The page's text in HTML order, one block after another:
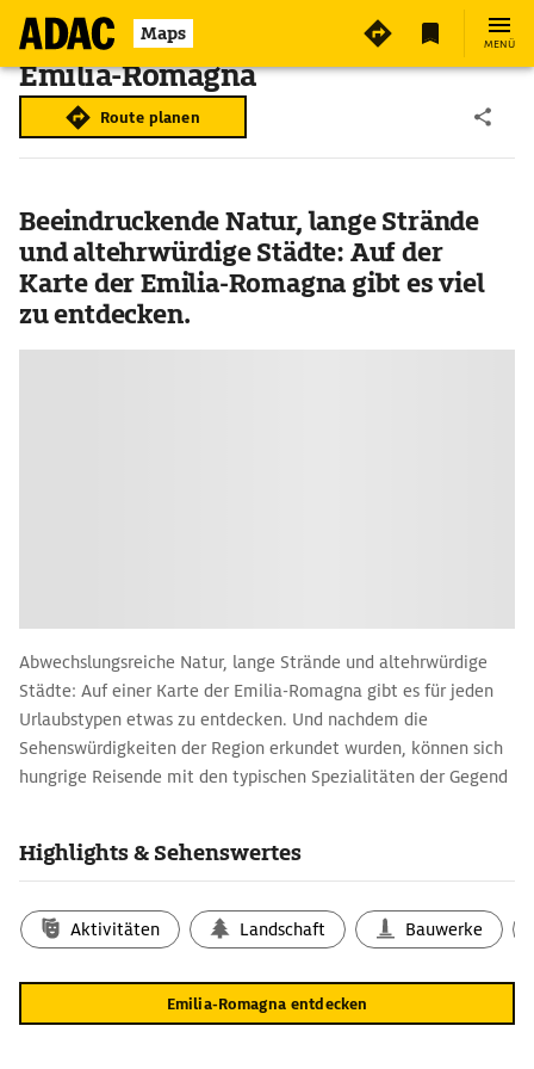
Maps MENÜ
Emilia-Romagna
Route planen
Beeindruckende Natur, lange Strände
und altehrwürdige Städte: Auf der
Karte der Emilia-Romagna gibt es viel
zu entdecken.
Abwechslungsreiche Natur, lange Strände und altehrwürdige
Städte: Auf einer Karte der Emilia-Romagna gibt es für jeden
Urlaubstypen etwas zu entdecken. Und nachdem die
Sehenswürdigkeiten der Region erkundet wurden, können sich
hungrige Reisende mit den typischen Spezialitäten der Gegend
noch mehr darüber, warum die Emilia-Romagna im Norden
bekannteren Nachbarin, der Toskana, herauszutreten.
der Emilia-Romagna
Wer die Wahl hat, hat in der Emilia-Romagna die Qual. Städte
Highlights & Sehenswertes
Aktivitäten Landschaft Bauwerke
Emilia-Romagna entdecken